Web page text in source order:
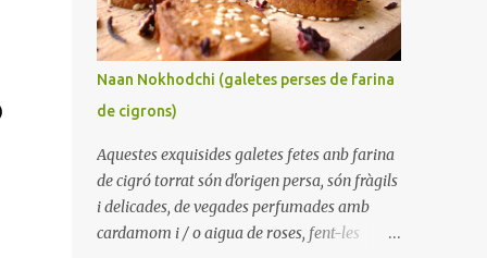
cosa dolça per apaivagar un antull, o
acompanyant un cafè per esmorzar o
berenar. La meva parella em va dir que
trobava a faltar els melindros que
preparava la seva mare ja que tenien la
particularitat que els plàtans estaven tallats
en trossets, i no aixafats i fets puré. Aquesta
tècnica té la particularitat que el pastís
queda més sucós i fa més difícil que es
Naan Nokhodchi (galetes perses de farina
de cigrons)
Aquestes exquisides galetes fetes anb farina
de cigró torrat són d'origen persa, són fràgils
i delicades, de vegades perfumades amb
cardamom i / o aigua de roses, fent-les